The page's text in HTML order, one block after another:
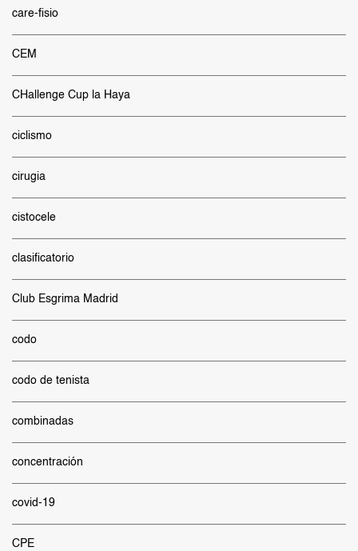
care-fisio
CEM
CHallenge Cup la Haya
ciclismo
cirugia
cistocele
clasificatorio
Club Esgrima Madrid
codo
codo de tenista
combinadas
concentración
covid-19
CPE